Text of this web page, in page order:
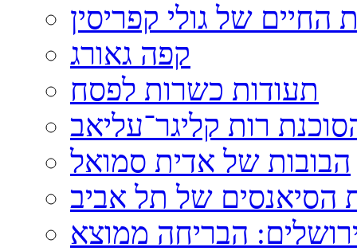
החיים של גולי קפריסין
קפה גאורג
תעודות כשרות לפסח
רות קליגר־עליאב
הבובות של אדית סמואל
של תל אביב
הבריחה ממוצא